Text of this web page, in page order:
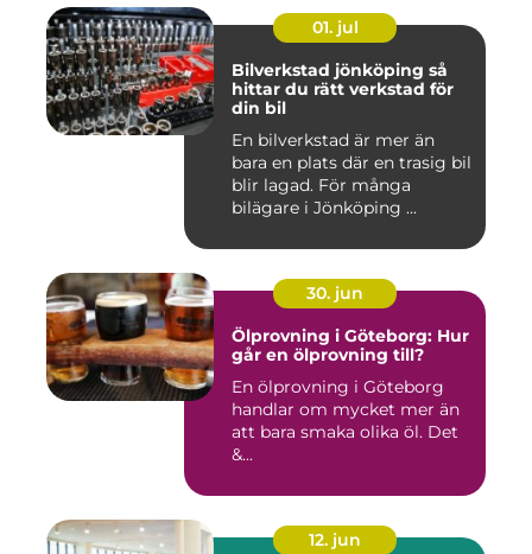
01. jul
Bilverkstad jönköping så
hittar du rätt verkstad för
din bil
En bilverkstad är mer än
bara en plats där en trasig bil
blir lagad. För många
bilägare i Jönköping ...
30. jun
Ölprovning i Göteborg: Hur
går en ölprovning till?
En ölprovning i Göteborg
handlar om mycket mer än
att bara smaka olika öl. Det
&...
12. jun